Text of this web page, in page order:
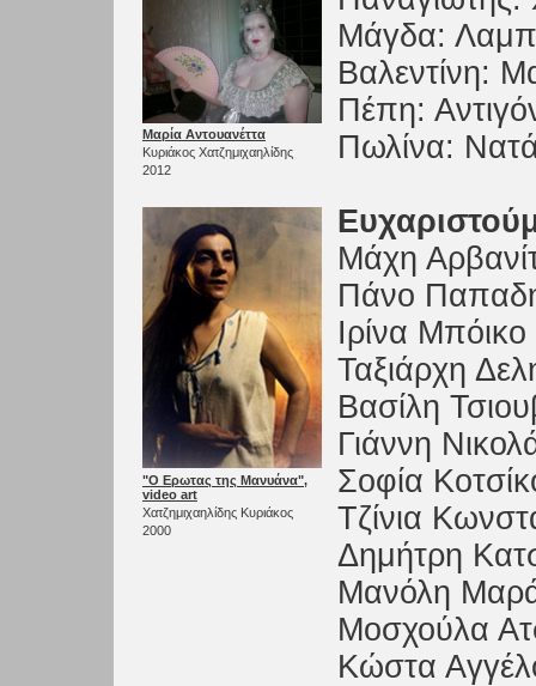
Μαρία Αντουανέττα
Κυριάκος Χατζημιχαηλίδης
2012
"Ο Ερωτας της Μανυάνα",
video art
Χατζημιχαηλίδης Κυριάκος
2000
Μάγδα:
Βαλεντίνη:
Πέπη:
Πωλίνα:
Μάχη
Πάνο
Ιρίνα Μπόικο
Ταξιάρχη
Βασίλη
Γιάννη
Σοφία
Τζίνια
Δημήτρη
Μανόλη
Μοσχούλα
Κώστα